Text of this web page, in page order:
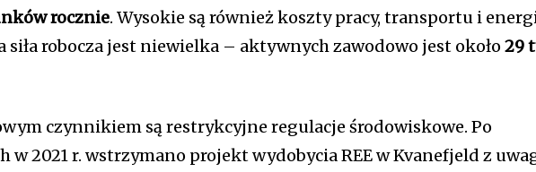
rocznie. Wysokie są również koszty pracy, transportu i
siła robocza jest niewielka – aktywnych zawodowo jest około29
czynnikiem są restrykcyjne regulacje środowiskowe. Po
w 2021 r. wstrzymano projekt wydobycia REE w Kvanefjeld z